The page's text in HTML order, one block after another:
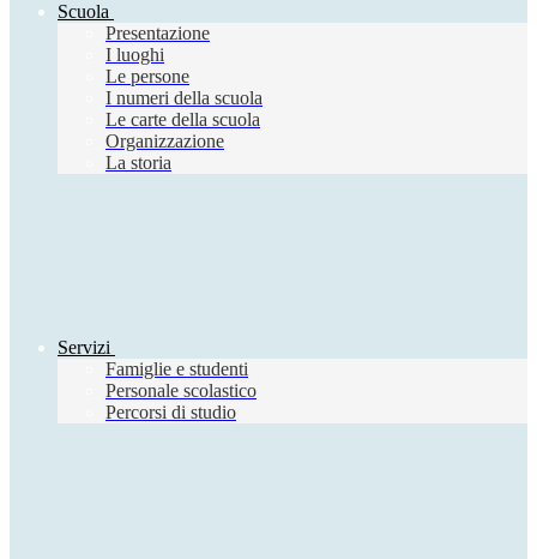
Scuola
Presentazione
I luoghi
Le persone
I numeri della scuola
Le carte della scuola
Organizzazione
La storia
Servizi
Famiglie e studenti
Personale scolastico
Percorsi di studio